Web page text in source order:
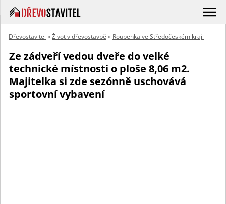
Dřevostavitel »Život v dřevostavbě » Roubenka ve Středočeském kraji
Ze zádveří vedou dveře do velké
technické místnosti o ploše 8,06 m2.
Majitelka si zde sezónně uschovává
sportovní vybavení